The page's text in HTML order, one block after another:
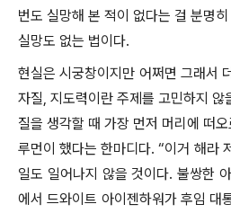
번도 실망해 본 적이 없다는 걸 분명
실망도 없는 법이다.
현실은 시궁창이지만 어쩌면 그래서
자질, 지도력이란 주제를 고민하지
질을 생각할 때 가장 먼저 머리에 떠
루먼이 했다는 한마디다. “이거 해라
일도 일어나지 않을 것이다. 불쌍한
에서 드와이트 아이젠하워가 후임 대